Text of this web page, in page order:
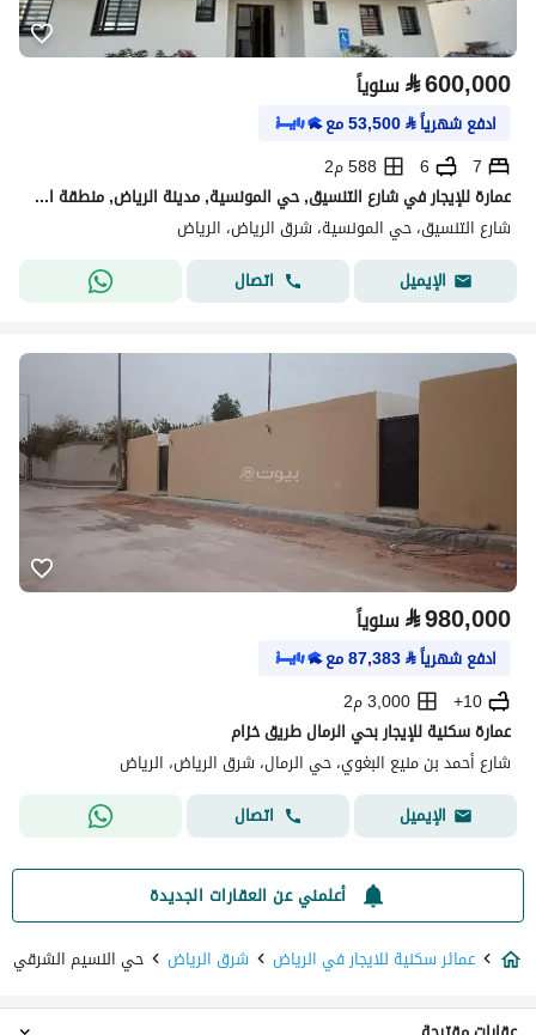
⃁600,000 سنوياً
ادفع شهرياً⃁
53,500مع
7
6
588 م2
عمارة للإيجار في شارع التنسيق, حي المونسية, مدينة الرياض, منطقة الرياض
شارع التنسيق، حي المونسية، شرق الرياض، الرياض
الإيميل
اتصال
⃁980,000 سنوياً
ادفع شهرياً⃁
87,383مع
10+
3,000 م2
عمارة سكنية للإيجار بحي الرمال طريق خزام
شارع أحمد بن منيع البغوي، حي الرمال، شرق الرياض، الرياض
الإيميل
اتصال
أعلمني عن العقارات الجديدة
عمائر سكنية للايجار في الرياض
شرق الرياض حي النسيم الشرقي